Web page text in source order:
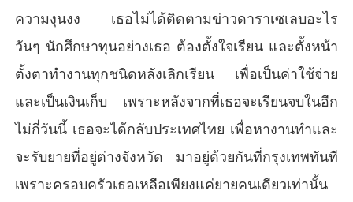
ความงุนงง เธอไม่ได้ติดตามข่าวดาราเซเลบอะไร
วันๆ นักศึกษาทุนอย่างเธอ ต้องตั้งใจเรียน และตั้งหน้า
ตั้งตาทำงานทุกชนิดหลังเลิกเรียน เพื่อเป็นค่าใช้จ่าย
และเป็นเงินเก็บ เพราะหลังจากที่เธอจะเรียนจบในอีก
ไม่กี่วันนี้ เธอจะได้กลับประเทศไทย เพื่อหางานทำและ
จะรับยายที่อยู่ต่างจังหวัด มาอยู่ด้วยกันที่กรุงเทพทันที
เพราะครอบครัวเธอเหลือเพียงแค่ยายคนเดียวเท่านั้น